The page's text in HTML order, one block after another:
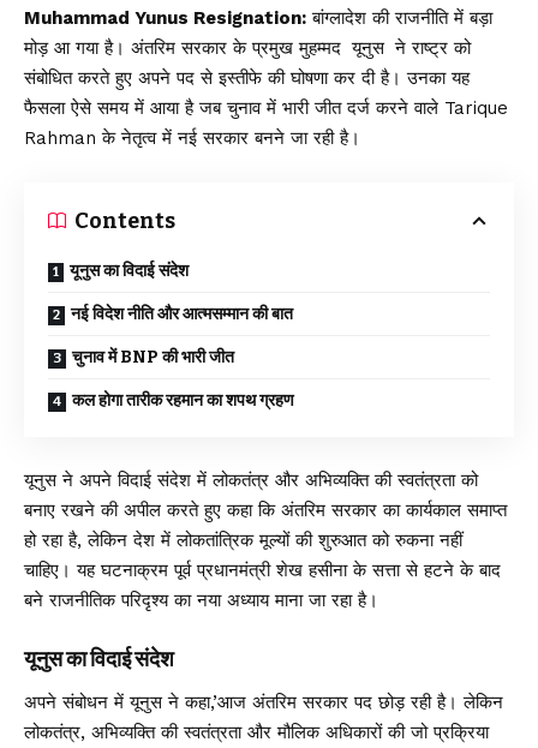
Muhammad Yunus Resignation: बांग्लादेश की राजनीति में बड़ा
मोड़ आ गया है। अंतरिम सरकार के प्रमुखमुहम्मद यूनुसने राष्ट्र को
संबोधित करते हुए अपने पद से इस्तीफे की घोषणा कर दी है। उनका यह
फैसला ऐसे समय में आया है जब चुनाव में भारी जीत दर्ज करने वाले Tarique
Rahman के नेतृत्व में नई सरकार बनने जा रही है।
Contents
यूनुस का विदाई संदेश
नई विदेश नीति और आत्मसम्मान की बात
चुनाव में BNP की भारी जीत
कल होगा तारीक रहमान का शपथ ग्रहण
यूनुस ने अपने विदाई संदेश में लोकतंत्र और अभिव्यक्ति की स्वतंत्रता को
बनाए रखने की अपील करते हुए कहा कि अंतरिम सरकार का कार्यकाल समाप्त
हो रहा है, लेकिन देश में लोकतांत्रिक मूल्यों की शुरुआत को रुकना नहीं
चाहिए। यह घटनाक्रम पूर्व प्रधानमंत्री शेख हसीना के सत्ता से हटने के बाद
बने राजनीतिक परिदृश्य का नया अध्याय माना जा रहा है।
यूनुस का विदाई संदेश
अपने संबोधन में यूनुस ने कहा,’आज अंतरिम सरकार पद छोड़ रही है। लेकिन
लोकतंत्र, अभिव्यक्ति की स्वतंत्रता और मौलिक अधिकारों की जो प्रक्रिया